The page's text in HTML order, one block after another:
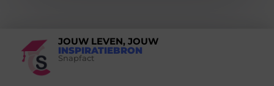
JOUW LEVEN, JOUW
INSPIRATIEBRON
Snapfact